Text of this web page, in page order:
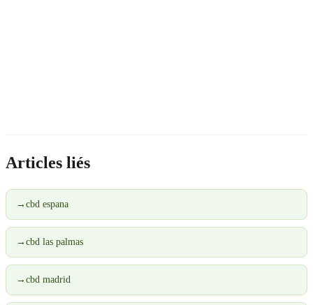
Articles liés
→ cbd espana
→ cbd las palmas
→ cbd madrid